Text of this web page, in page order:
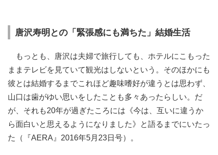
唐沢寿明との「緊張感にも満ちた」結婚生活
もっとも、唐沢は夫婦で旅行しても、ホテルにこもった
ままテレビを見ていて観光はしないという。そのほかにも
彼とは結婚するまでこれほど趣味嗜好が違うとは思わず、
山口は歯がゆい思いをしたことも多々あったらしい。だ
が、それも20年が過ぎたころには《今は、互いに違うか
ら面白いと思えるようになりました》と語るまでにいたっ
た（『AERA』2016年5月23日号）。